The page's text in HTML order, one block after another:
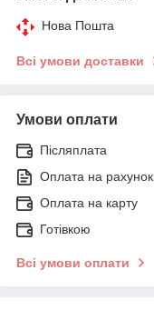
Нова Пошта
Всі умови доставки
Умови оплати
Післяплата
Оплата на рахунок
Оплата на карту
Готівкою
Всі умови оплати